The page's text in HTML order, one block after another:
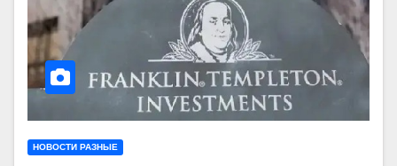
НОВОСТИ РАЗНЫЕ